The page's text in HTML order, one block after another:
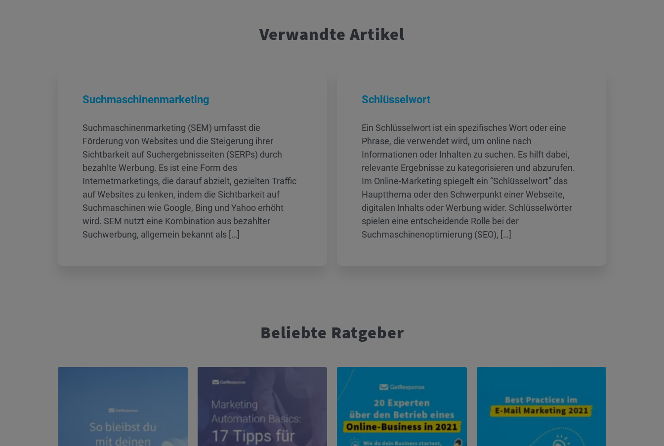
Verwandte Artikel
Suchmaschinenmarketing
Suchmaschinenmarketing (SEM) umfasst die
Förderung von Websites und die Steigerung ihrer
Sichtbarkeit auf Suchergebnisseiten (SERPs) durch
bezahlte Werbung. Es ist eine Form des
Internetmarketings, die darauf abzielt, gezielten Traffic
auf Websites zu lenken, indem die Sichtbarkeit auf
Suchmaschinen wie Google, Bing und Yahoo erhöht
wird. SEM nutzt eine Kombination aus bezahlter
Suchwerbung, allgemein bekannt als […]
Schlüsselwort
Ein Schlüsselwort ist ein spezifisches Wort oder eine
Phrase, die verwendet wird, um online nach
Informationen oder Inhalten zu suchen. Es hilft dabei,
relevante Ergebnisse zu kategorisieren und abzurufen.
Im Online-Marketing spiegelt ein “Schlüsselwort” das
Hauptthema oder den Schwerpunkt einer Webseite,
digitalen Inhalts oder Werbung wider. Schlüsselwörter
spielen eine entscheidende Rolle bei der
Suchmaschinenoptimierung (SEO), […]
Beliebte Ratgeber